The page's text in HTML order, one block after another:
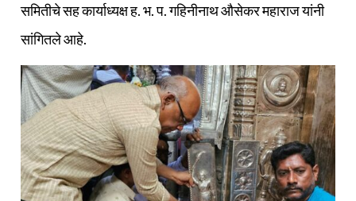
समितीचे सह कार्याध्यक्ष ह. भ. प. गहिनीनाथ औसेकर महाराज यांनी
सांगितले आहे.